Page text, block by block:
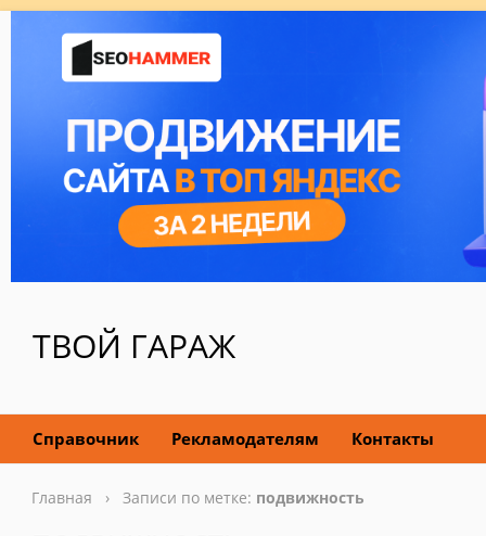
ТВОЙ ГАРАЖ
Справочник Рекламодателям Контакты
Главная › Записи по метке: подвижность